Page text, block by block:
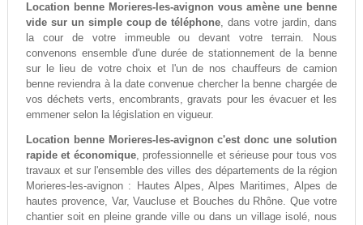
Location benne Morieres-les-avignon vous amène une benne
vide sur un simple coup de téléphone, dans votre jardin, dans
la cour de votre immeuble ou devant votre terrain. Nous
convenons ensemble d'une durée de stationnement de la benne
sur le lieu de votre choix et l'un de nos chauffeurs de camion
benne reviendra à la date convenue chercher la benne chargée de
vos déchets verts, encombrants, gravats pour les évacuer et les
emmener selon la législation en vigueur.
Location benne Morieres-les-avignon c'est donc une solution
rapide et économique, professionnelle et sérieuse pour tous vos
travaux et sur l'ensemble des villes des départements de la région
Morieres-les-avignon : Hautes Alpes, Alpes Maritimes, Alpes de
hautes provence, Var, Vaucluse et Bouches du Rhône. Que votre
chantier soit en pleine grande ville ou dans un village isolé, nous